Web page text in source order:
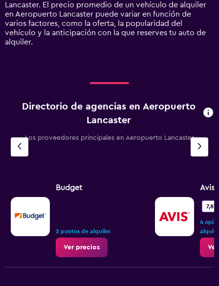
displaying
values.
Range:
0
to
Lancaster. El precio promedio de un vehículo de alquiler
en Aeropuerto Lancaster puede variar en función de
varios factores, como la oferta, la popularidad del
vehículo y la anticipación con la que reserves tu auto de
alquiler.
Directorio de agencias en Aeropuerto
Lancaster
Los proveedores principales en Aeropuerto Lancaster
Budget
2 puntos de alquiler
Ver precios
Avis
7,8
4